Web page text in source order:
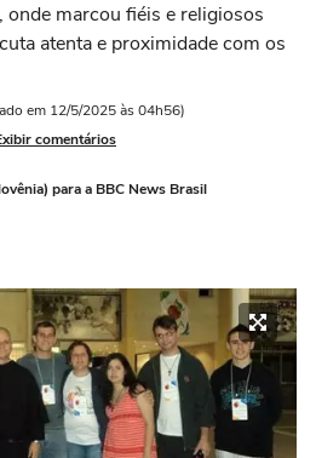
onde marcou fiéis e religiosos
atenta e proximidade com os
em 12/5/2025 às 04h56)
comentários
para a BBC News Brasil